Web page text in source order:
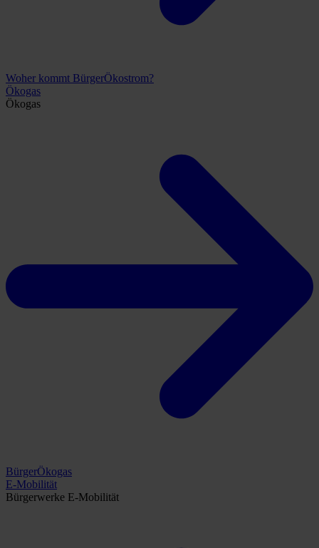
Woher kommt BürgerÖkostrom?
Ökogas
Ökogas
BürgerÖkogas
E-Mobilität
Bürgerwerke E-Mobilität